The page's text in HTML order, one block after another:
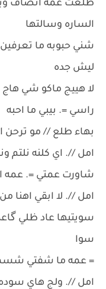
طلعت عمه انصاف
الساره وسالتها
شني حبوبه ما
ليش جده
لا هييج ماكو شي
راسي =. بيبي ما احبه
بهاء طلع // مو ترحن
امل //. اي كلنه نلتم
شاورت عمتي =. عمه
امل //. لا ابقي اهنا
سويتيها عاد ظلي
سوا
= عمه ما شفتي
امل //. ولج هاي سوده